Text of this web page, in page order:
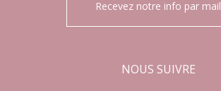
Recevez notre info par mail
NOUS SUIVRE